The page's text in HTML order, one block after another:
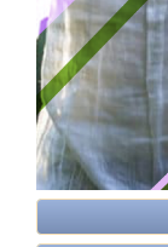
e
r
a
l